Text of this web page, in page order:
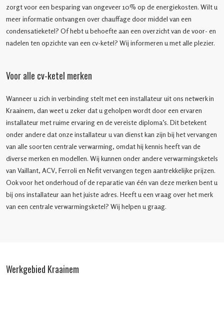
zorgt voor een besparing van ongeveer 10% op de energiekosten. Wilt u
meer informatie ontvangen over chauffage door middel van een
condensatieketel? Of hebt u behoefte aan een overzicht van de voor- en
nadelen ten opzichte van een cv-ketel? Wij informeren u met alle plezier.
Voor alle cv-ketel merken
Wanneer u zich in verbinding stelt met een installateur uit ons netwerk in
Kraainem, dan weet u zeker dat u geholpen wordt door een ervaren
installateur met ruime ervaring en de vereiste diploma’s. Dit betekent
onder andere dat onze installateur u van dienst kan zijn bij het vervangen
van alle soorten centrale verwarming, omdat hij kennis heeft van de
diverse merken en modellen. Wij kunnen onder andere verwarmingsketels
van Vaillant, ACV, Ferroli en Nefit vervangen tegen aantrekkelijke prijzen.
Ook voor het onderhoud of de reparatie van één van deze merken bent u
bij ons installateur aan het juiste adres. Heeft u een vraag over het merk
van een centrale verwarmingsketel? Wij helpen u graag.
Werkgebied Kraainem